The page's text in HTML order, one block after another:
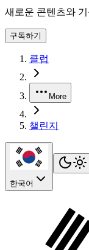
새로운 콘텐츠와
구독하기
클럽
More
챌린지
한국어